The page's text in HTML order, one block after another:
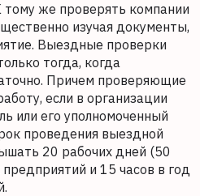
же проверять компании
изучая документы,
Выездные проверки
тогда, когда
Причем проверяющие
если в организации
или его уполномоченный
проведения выездной
20 рабочих дней (50
и 15 часов в год